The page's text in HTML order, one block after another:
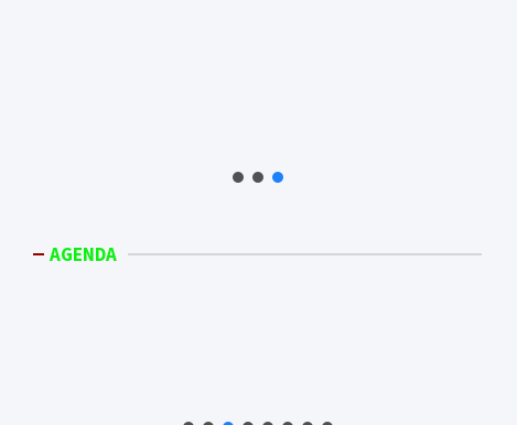
AGENDA